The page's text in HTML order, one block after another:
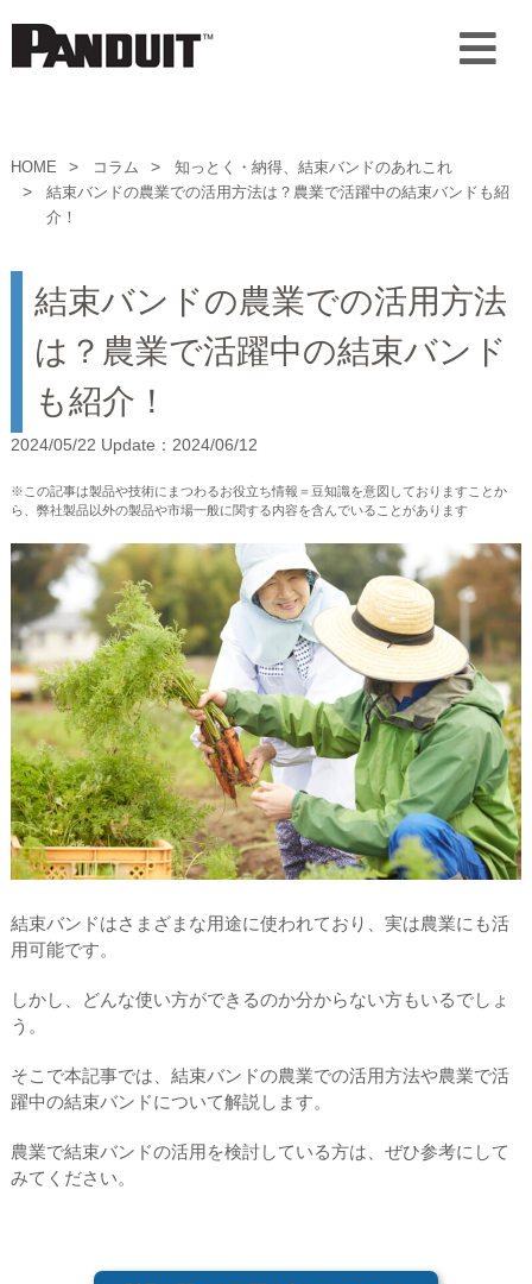
HOME コラム
知っとく・納得、結束バンドのあれこれ
結束バンドの農業での活用方法は？農業で活躍中の結束バンドも紹
介！
結束バンドの農業での活用方法
は？農業で活躍中の結束バンド
も紹介！
2024/05/22 Update：2024/06/12
※この記事は製品や技術にまつわるお役立ち情報＝豆知識を意図しておりますことか
ら、弊社製品以外の製品や市場一般に関する内容を含んでいることがあります
結束バンドはさまざまな用途に使われており、実は農業にも活
用可能です。
しかし、どんな使い方ができるのか分からない方もいるでしょ
う。
そこで本記事では、結束バンドの農業での活用方法や農業で活
躍中の結束バンドについて解説します。
農業で結束バンドの活用を検討している方は、ぜひ参考にして
みてください。